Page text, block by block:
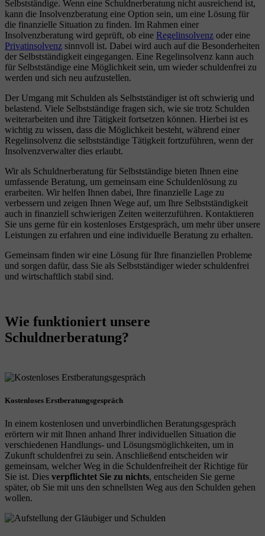
Selbstständige. Wenn eine Schuldnerberatung nicht ausreichend ist,
kann die Insolvenzberatung eine Option sein, um eine Lösung für
die finanzielle Situation zu finden. Im Rahmen einer
Insolvenzberatung wird geprüft, ob eine Regelinsolvenz oder eine
Privatinsolvenz sinnvoll ist. Dabei wird auch auf die Besonderheiten
der Selbstständigkeit eingegangen. Eine Regelinsolvenz kann auch
für Selbstständige eine Möglichkeit sein, um wieder schuldenfrei zu
werden und sich neu aufzustellen.
Der Umgang mit Schulden als Selbstständiger ist oft schwierig und
belastend. Viele Selbstständige fragen sich, wie sie trotz Schulden
weiterarbeiten und ihre Tätigkeit fortsetzen können. Hierbei ist es
wichtig zu wissen, dass die Möglichkeit besteht, während einer
Regelinsolvenz die selbstständige Tätigkeit fortzuführen, wenn der
Insolvenzverwalter dies erlaubt.
Wir als Schuldnerberatung für Selbstständige bieten Ihnen eine
umfassende Beratung, um gemeinsam eine Schuldenlösung zu
erarbeiten. Wir helfen Ihnen dabei, Ihre finanzielle Lage zu
verbessern und zeigen Ihnen Wege auf, um Ihre Selbstständigkeit
auch in finanziell schwierigen Zeiten weiterzuführen. Kontaktieren
Sie uns gerne für ein kostenloses Erstgespräch, um mehr über unsere
Leistungen zu erfahren und eine individuelle Beratung zu erhalten.
Gemeinsam finden wir eine Lösung für Ihre finanziellen Probleme
und sorgen dafür, dass Sie als Selbstständiger wieder schuldenfrei
und wirtschaftlich stabil sind.
Wie funktioniert unsere
Schuldnerberatung?
Kostenloses Erstberatungsgespräch
In einem kostenlosen und unverbindlichen Beratungsgespräch
erörtern wir mit Ihnen anhand Ihrer individuellen Situation die
verschiedenen Handlungs- und Lösungsmöglichkeiten, um in
Zukunft schuldenfrei zu sein. Anschließend entscheiden wir
gemeinsam, welcher Weg in die Schuldenfreiheit der Richtige für
Sie ist. Dies verpflichtet Sie zu nichts, entscheiden Sie gerne
später, ob Sie mit uns den schnellsten Weg aus den Schulden gehen
wollen.